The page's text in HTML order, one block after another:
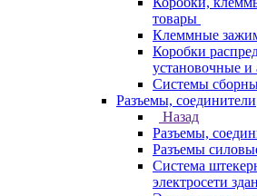
товары
Клеммные
Коробки
установочные и
Системы
Разъемы, соединители
Назад
Разъемы,
Разъемы
Система
электросети